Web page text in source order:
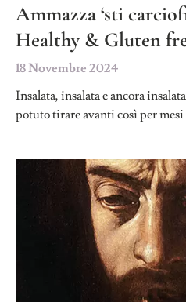
Ammazza ‘sti
Healthy & Gluten
18 Novembre 2024
Insalata, insalata e ancora
potuto tirare avanti così per